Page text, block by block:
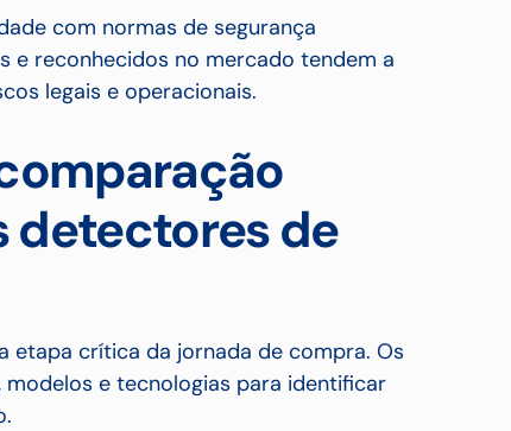
com normas de segurança
e reconhecidos no mercado tendem a
legais e operacionais.
detectores de
etapa crítica da jornada de compra. Os
e tecnologias para identificar